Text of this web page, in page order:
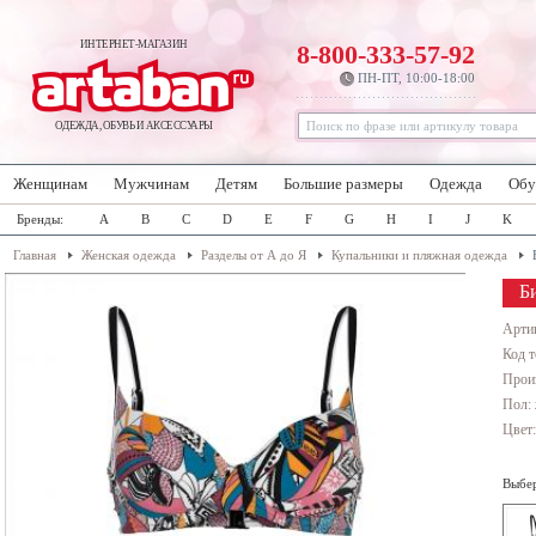
ИНТЕРНЕТ-МАГАЗИН
ОДЕЖДА, ОБУВЬ И АКСЕССУАРЫ
8-800-333-57-92
ПН-ПТ, 10:00-18:00
Женщинам Мужчинам Детям Большие размеры Одежда
Бренды: A B C D E F G H I J K
Главная Женская одежда Разделы от А до Я Купальники и пляжная одежда
Код
Пол: